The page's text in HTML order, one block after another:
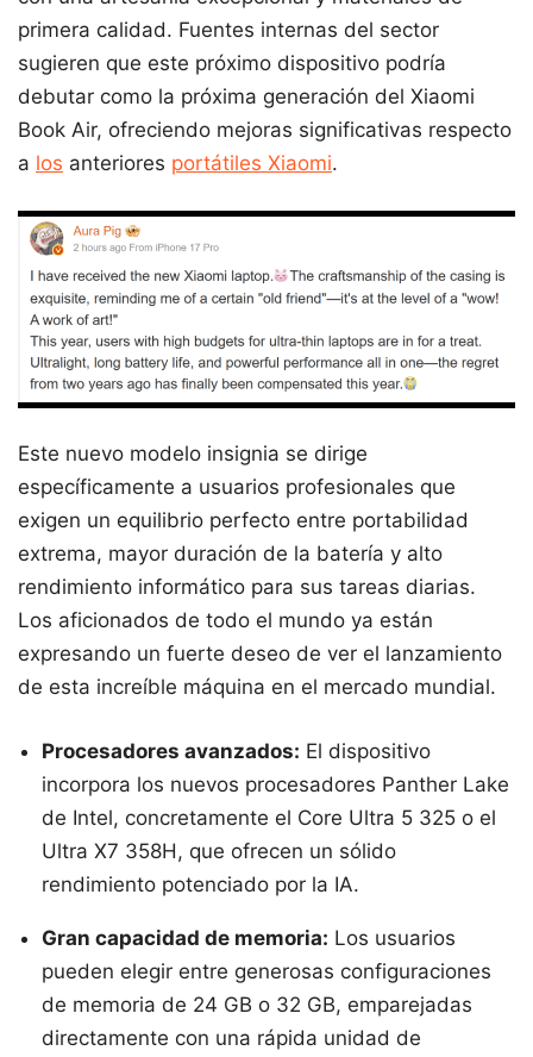
primera calidad. Fuentes internas del sector
sugieren que este próximo dispositivo podría
debutar como la próxima generación del Xiaomi
Book Air, ofreciendo mejoras significativas respecto
a los anteriores portátiles Xiaomi.
Este nuevo modelo insignia se dirige
específicamente a usuarios profesionales que
exigen un equilibrio perfecto entre portabilidad
extrema, mayor duración de la batería y alto
rendimiento informático para sus tareas diarias.
Los aficionados de todo el mundo ya están
expresando un fuerte deseo de ver el lanzamiento
de esta increíble máquina en el mercado mundial.
Procesadores avanzados: El dispositivo
incorpora los nuevos procesadores Panther Lake
de Intel, concretamente el Core Ultra 5 325 o el
Ultra X7 358H, que ofrecen un sólido
rendimiento potenciado por la IA.
Gran capacidad de memoria: Los usuarios
pueden elegir entre generosas configuraciones
de memoria de 24 GB o 32 GB, emparejadas
directamente con una rápida unidad de